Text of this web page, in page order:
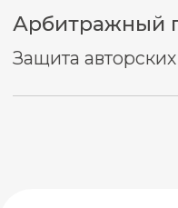
компетенцию входят
программного